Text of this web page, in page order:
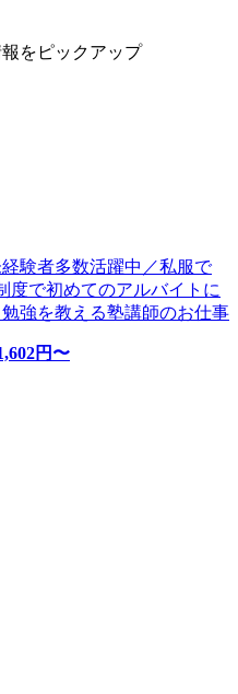
をピックアップ
験者多数活躍中／私服で
度で初めてのアルバイトに
強を教える塾講師のお仕事
円〜